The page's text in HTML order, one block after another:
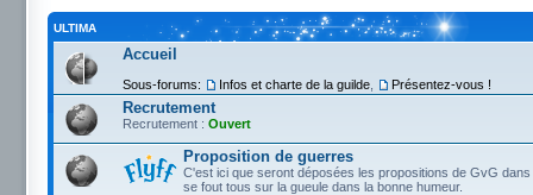
ULTIMA
Accueil
Sous-forums: Infos et charte de la guilde Présentez-vous !
Recrutement
Recrutement : Ouvert
Proposition de guerres
C'est ici que seront déposées les propositions de GvG dans
se fout tous sur la gueule dans la bonne humeur.